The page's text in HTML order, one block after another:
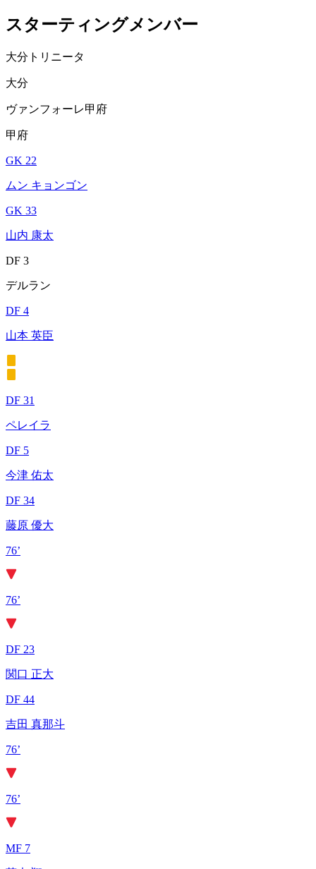
スターティングメンバー
大分トリニータ
大分
ヴァンフォーレ甲府
甲府
GK 22
ムン キョンゴン
GK 33
山内 康太
DF 3
デルラン
DF 4
山本 英臣
DF 31
ペレイラ
DF 5
今津 佑太
DF 34
藤原 優大
76’
76’
DF 23
関口 正大
DF 44
吉田 真那斗
76’
76’
MF 7